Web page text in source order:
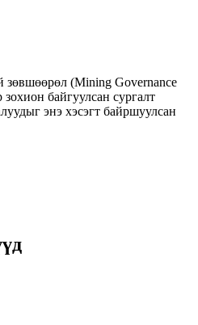
зөвшөөрөл (Mining Governance
байгуулсан сургалт
энэ хэсэгт байршуулсан